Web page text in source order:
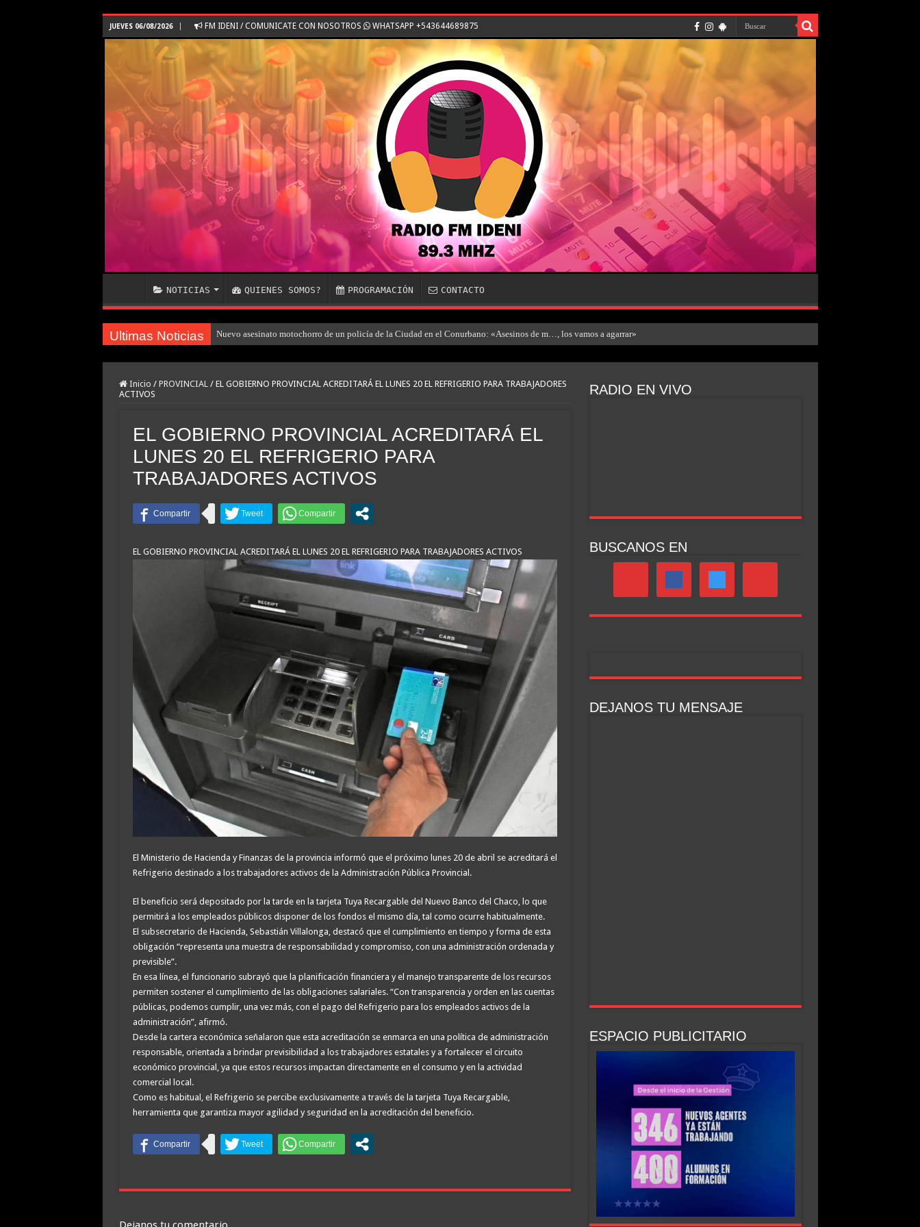
JUEVES 06/08/2026 FM IDENI / COMUNICATE CON NOSOTROS WHATSAPP +543644689875
NOTICIAS QUIENES SOMOS? PROGRAMACIÓN CONTACTO
Ultimas Noticias Nuevo asesinato motochorro de un policía de la Ciudad en el Conurbano: «Asesinos de m…, los vamos a agarrar»
Inicio / PROVINCIAL / EL GOBIERNO PROVINCIAL ACREDITARÁ EL LUNES 20 EL REFRIGERIO PARA TRABAJADORES
ACTIVOS
EL GOBIERNO PROVINCIAL ACREDITARÁ EL
LUNES 20 EL REFRIGERIO PARA
TRABAJADORES ACTIVOS
EL GOBIERNO PROVINCIAL ACREDITARÁ EL LUNES 20 EL REFRIGERIO PARA TRABAJADORES ACTIVOS
El Ministerio de Hacienda y Finanzas de la provincia informó que el próximo lunes 20 de abril se acreditará el
Refrigerio destinado a los trabajadores activos de la Administración Pública Provincial.
El beneficio será depositado por la tarde en la tarjeta Tuya Recargable del Nuevo Banco del Chaco, lo que
permitirá a los empleados públicos disponer de los fondos el mismo día, tal como ocurre habitualmente.
El subsecretario de Hacienda, Sebastián Villalonga, destacó que el cumplimiento en tiempo y forma de esta
obligación “representa una muestra de responsabilidad y compromiso, con una administración ordenada y
previsible”.
En esa línea, el funcionario subrayó que la planificación financiera y el manejo transparente de los recursos
permiten sostener el cumplimiento de las obligaciones salariales. “Con transparencia y orden en las cuentas
públicas, podemos cumplir, una vez más, con el pago del Refrigerio para los empleados activos de la
administración”, afirmó.
Desde la cartera económica señalaron que esta acreditación se enmarca en una política de administración
responsable, orientada a brindar previsibilidad a los trabajadores estatales y a fortalecer el circuito
económico provincial, ya que estos recursos impactan directamente en el consumo y en la actividad
comercial local.
Como es habitual, el Refrigerio se percibe exclusivamente a través de la tarjeta Tuya Recargable,
herramienta que garantiza mayor agilidad y seguridad en la acreditación del beneficio.
RADIO EN VIVO
BUSCANOS EN
DEJANOS TU MENSAJE
ESPACIO PUBLICITARIO